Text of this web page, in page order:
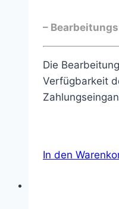
–
Die
Verfügbarkeit
In den